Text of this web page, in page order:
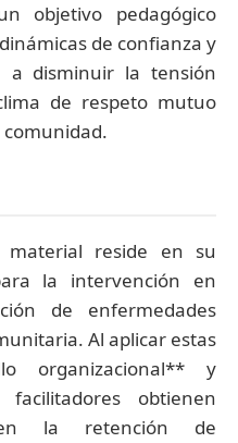
objetivo pedagógico
de confianza y
a disminuir la tensión
de respeto mutuo
reside en su
la intervención en
de enfermedades
Al aplicar estas
organizacional** y
obtienen
en la retención de